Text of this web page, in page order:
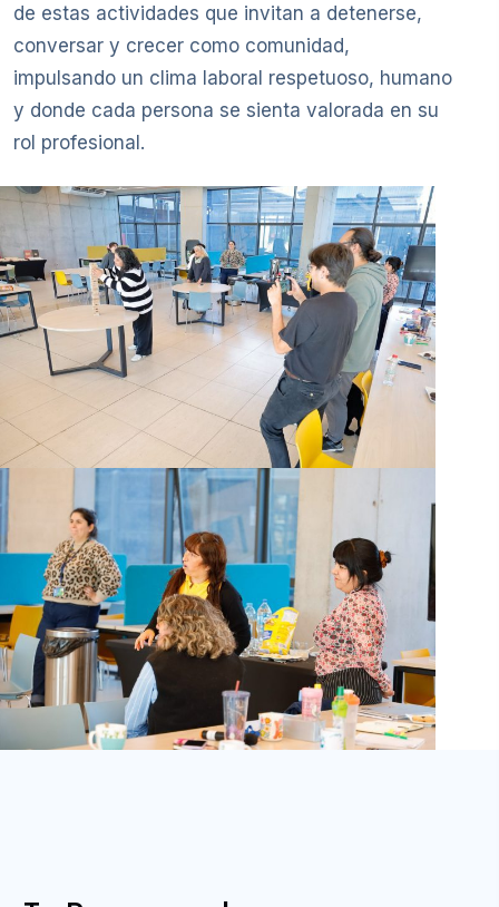
de estas actividades que invitan a detenerse,
conversar y crecer como comunidad,
impulsando un clima laboral respetuoso, humano
y donde cada persona se sienta valorada en su
rol profesional.